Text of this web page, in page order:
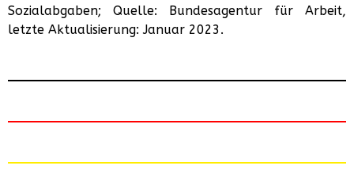
Sozialabgaben; Quelle: Bundesagentur für Arbeit,
letzte Aktualisierung: Januar 2023.